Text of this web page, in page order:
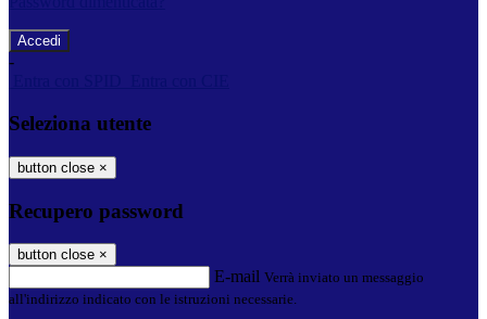
-
Seleziona utente
button close ×
Recupero password
button close ×
E-mail Verrà inviato un messaggio
all'indirizzo indicato con le istruzioni necessarie.